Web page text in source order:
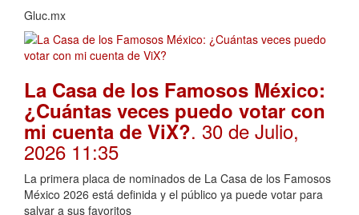
Gluc.mx
La Casa de los Famosos México:
¿Cuántas veces puedo votar con
mi cuenta de ViX?. 30 de Julio,
2026 11:35
La primera placa de nominados de La Casa de los Famosos
México 2026 está definida y el público ya puede votar para
salvar a sus favoritos